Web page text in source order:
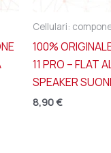
Cellulari:
100%
11 PRO – FLAT
SPEAKER
8,90€